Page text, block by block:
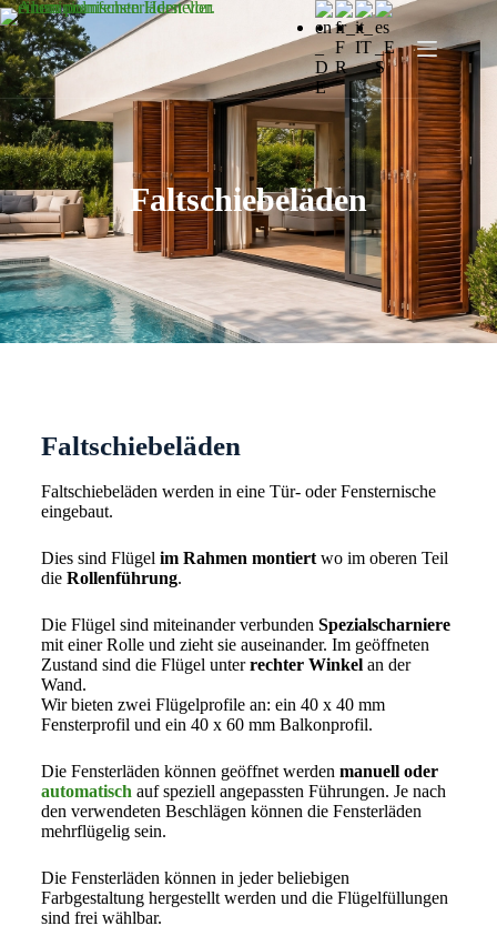
Faltschiebeläden
Faltschiebeläden
Faltschiebeläden werden in eine Tür- oder Fensternische
eingebaut.
Dies sind Flügel im Rahmen montiertwo im oberen Teil
die Rollenführung.
Die Flügel sind miteinander verbunden Spezialscharniere
mit einer Rolle und zieht sie auseinander. Im geöffneten
Zustand sind die Flügel unterrechter Winkelan der
Wand.
Wir bieten zwei Flügelprofile an: ein 40 x 40 mm
Fensterprofil und ein 40 x 60 mm Balkonprofil.
Die Fensterläden können geöffnet werden manuell oder
automatisch auf speziell angepassten Führungen. Je nach
den verwendeten Beschlägen können die Fensterläden
mehrflügelig sein.
Die Fensterläden können in jeder beliebigen
Farbgestaltung hergestellt werden und die Flügelfüllungen
sind frei wählbar.